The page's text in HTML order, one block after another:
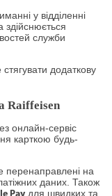
у відділенні
служби
додаткову
Raiffeisen
онлайн-сервіс
карткою будь-
перенаправлені на
даних. Також
для швидких та